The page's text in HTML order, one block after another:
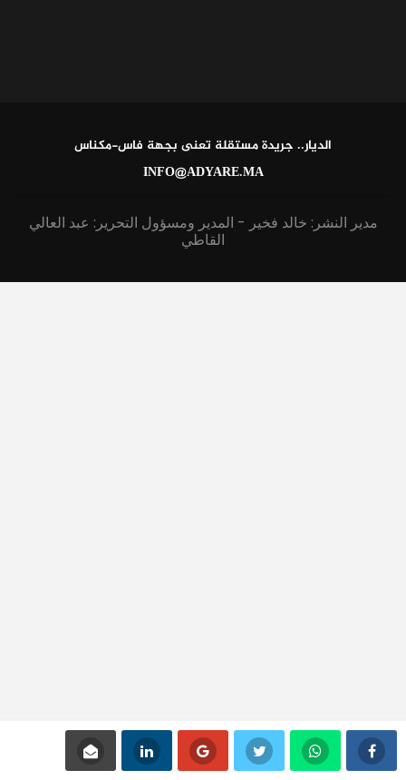
الديار.. جريدة مستقلة تعنى بجهة فاس-مكناس
INFO@ADYARE.MA
مدير النشر: خالد فخير - المدير ومسؤول التحرير: عبد العالي
القاطي